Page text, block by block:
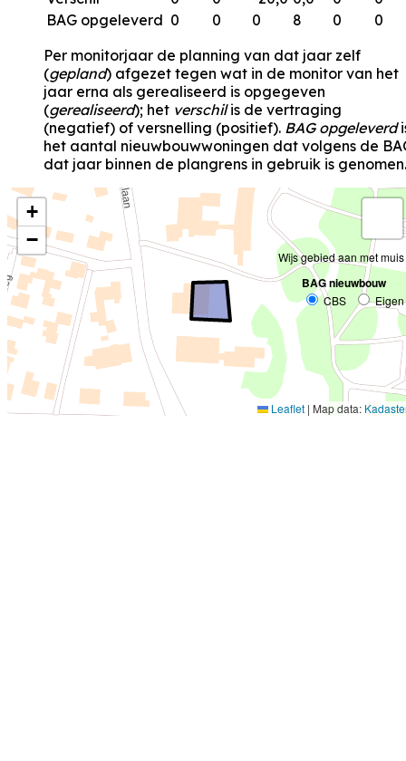
BAG opgeleverd 0 0 0 8 0
0
Per monitorjaar de planning van dat jaar zelf
(gepland) afgezet tegen wat in de monitor van het
jaar erna als gerealiseerd is opgegeven
(gerealiseerd); het verschilis de vertraging
(negatief) of versnelling (positief). BAG opgeleverd
het aantal nieuwbouwwoningen dat volgens de
dat jaar binnen de plangrens in gebruik is genomen.
+
−
Wijs gebied aan met muis
BAG nieuwbouw
CBS Eigen
Leaflet | Map data: